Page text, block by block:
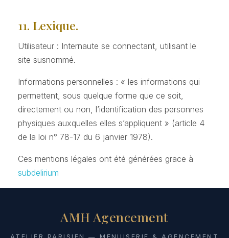
11. Lexique.
Utilisateur : Internaute se connectant, utilisant le
site susnommé.
Informations personnelles : « les informations qui
permettent, sous quelque forme que ce soit,
directement ou non, l’identification des personnes
physiques auxquelles elles s’appliquent » (article 4
de la loi n° 78-17 du 6 janvier 1978).
Ces mentions légales ont été générées grace à
subdelirium
AMH Agencement